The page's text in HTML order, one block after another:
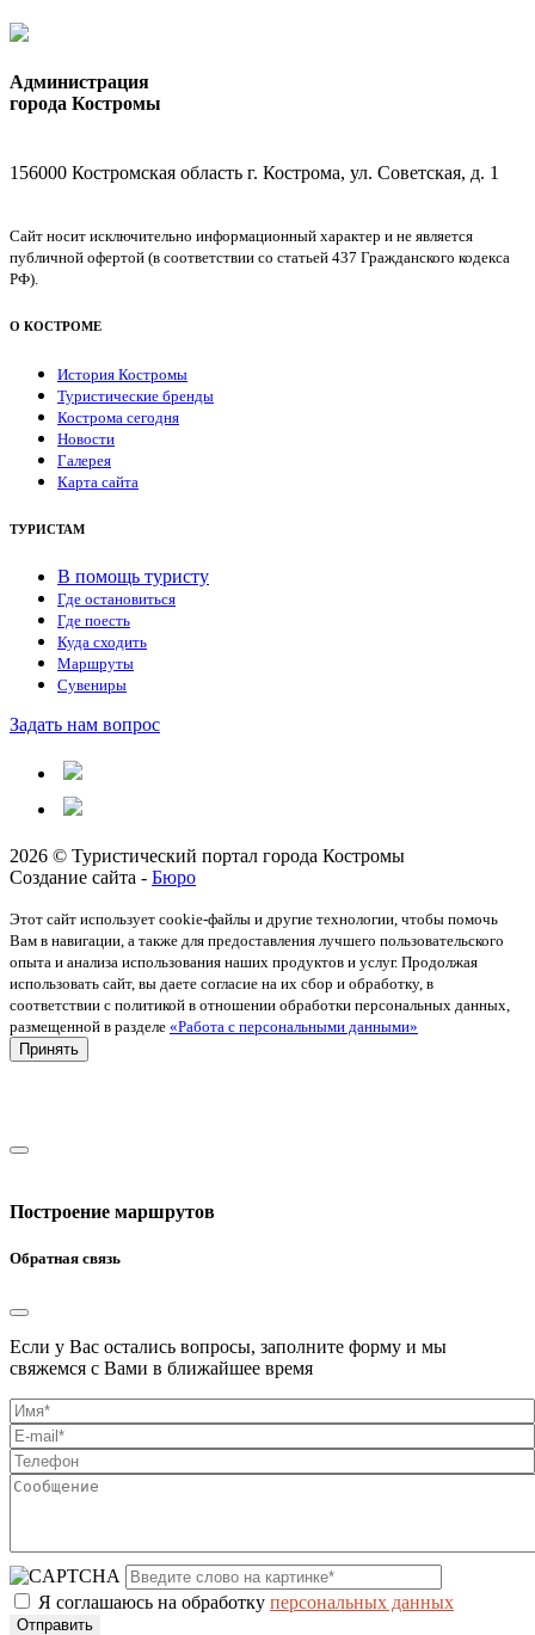
Администрация
города Костромы
156000 Костромская область г. Кострома, ул. Советская, д. 1
Сайт носит исключительно информационный характер и не является
публичной офертой (в соответствии со статьей 437 Гражданского кодекса
РФ).
О КОСТРОМЕ
История Костромы
Туристические бренды
Кострома сегодня
Новости
Галерея
Карта сайта
ТУРИСТАМ
В помощь туристу
Где остановиться
Где поесть
Куда сходить
Маршруты
Сувениры
Задать нам вопрос
2026 © Туристический портал города Костромы
Создание сайта - Бюро
Этот сайт использует cookie-файлы и другие технологии, чтобы помочь
Вам в навигации, а также для предоставления лучшего пользовательского
опыта и анализа использования наших продуктов и услуг. Продолжая
использовать сайт, вы даете согласие на их сбор и обработку, в
соответствии с политикой в отношении обработки персональных данных,
размещенной в разделе «Работа с персональными данными»
Принять
Построение маршрутов
Обратная связь
Если у Вас остались вопросы, заполните форму и мы
свяжемся с Вами в ближайшее время
Я соглашаюсь на обработку персональных данных